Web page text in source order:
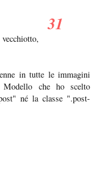
in tutte le immagini
che ho scelto
né la classe ".post-